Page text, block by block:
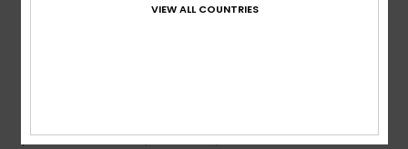
perfettaMateriale: 5 Colore: 5
VIEW ALL COUNTRIES